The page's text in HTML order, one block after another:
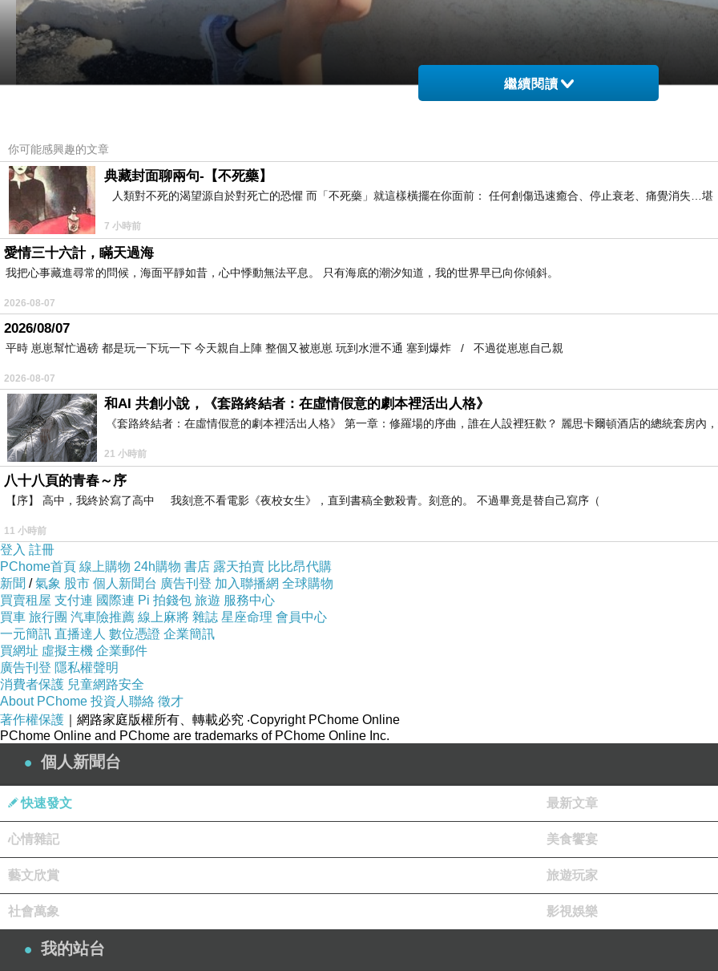
繼續閱讀
你可能感興趣的文章
典藏封面聊兩句-【不死藥】
人類對不死的渴望源自於對死亡的恐懼 而「不死藥」就這樣橫擺在你面前： 任何創傷迅速癒合、停止衰老、痛覺消失…堪
7 小時前
愛情三十六計，瞞天過海
我把心事藏進尋常的問候，海面平靜如昔，心中悸動無法平息。 只有海底的潮汐知道，我的世界早已向你傾斜。
2026-08-07
2026/08/07
平時 崽崽幫忙過磅 都是玩一下玩一下 今天親自上陣 整個又被崽崽 玩到水泄不通 塞到爆炸 / 不過從崽崽自己親
2026-08-07
和AI 共創小說，《套路終結者：在虛情假意的劇本裡活出人格》
《套路終結者：在虛情假意的劇本裡活出人格》 第一章：修羅場的序曲，誰在人設裡狂歡？ 麗思卡爾頓酒店的總統套房內
21 小時前
八十八頁的青春～序
【序】 高中，我終於寫了高中 我刻意不看電影《夜校女生》，直到書稿全數殺青。刻意的。 不過畢竟是替自己寫序（
11 小時前
登入 註冊
PChome首頁 線上購物 24h購物 書店 露天拍賣 比比昂代購
新聞 /氣象 股市 個人新聞台 廣告刊登 加入聯播網 全球購物
買賣租屋 支付連 國際連 Pi 拍錢包 旅遊 服務中心
買車 旅行團 汽車險推薦 線上麻將 雜誌 星座命理 會員中心
一元簡訊 直播達人 數位憑證 企業簡訊
買網址 虛擬主機 企業郵件
廣告刊登 隱私權聲明
消費者保護 兒童網路安全
About PChome 投資人聯絡 徵才
著作權保護 ｜網路家庭版權所有、轉載必究 ‧Copyright PChome Online
PChome Online and PChome are trademarks of PChome Online Inc.
個人新聞台
快速發文 最新文章
心情雜記 美食饗宴
藝文欣賞 旅遊玩家
社會萬象 影視娛樂
我的站台